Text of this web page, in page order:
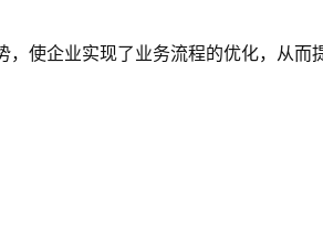
使企业实现了业务流程的优化，从